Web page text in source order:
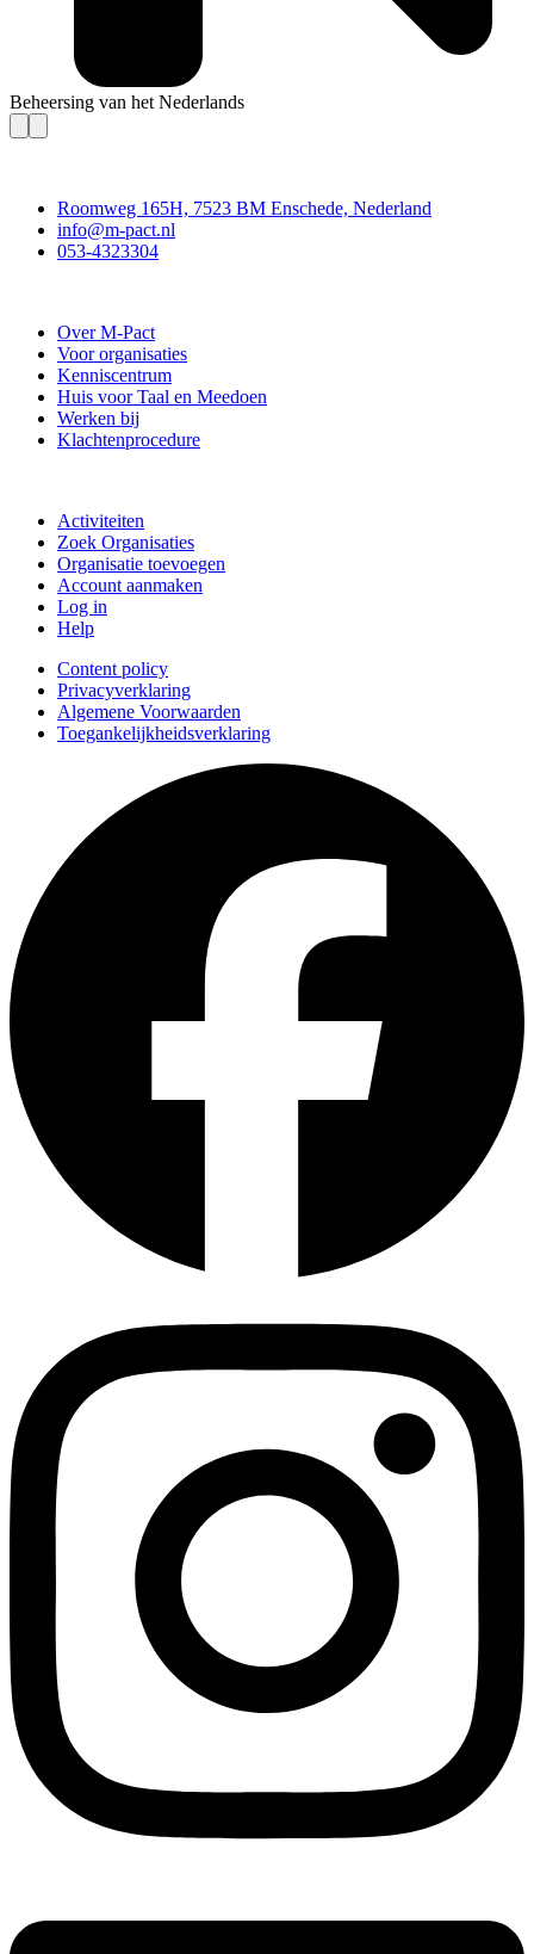
Beheersing van het Nederlands
Roomweg 165H, 7523 BM Enschede, Nederland
info@m-pact.nl
053-4323304
Over M-Pact
Voor organisaties
Kenniscentrum
Huis voor Taal en Meedoen
Werken bij
Klachtenprocedure
Activiteiten
Zoek Organisaties
Organisatie toevoegen
Account aanmaken
Log in
Help
Content policy
Privacyverklaring
Algemene Voorwaarden
Toegankelijkheidsverklaring